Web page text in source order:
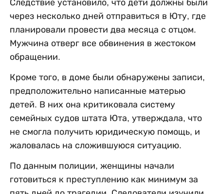
Следствие установило, что дети должны были
через несколько дней отправиться в Юту, где
планировали провести два месяца с отцом.
Мужчина отверг все обвинения в жестоком
обращении.
Кроме того, в доме были обнаружены записи,
предположительно написанные матерью
детей. В них она критиковала систему
семейных судов штата Юта, утверждала, что
не смогла получить юридическую помощь, и
жаловалась на сложившуюся ситуацию.
По данным полиции, женщины начали
готовиться к преступлению как минимум за